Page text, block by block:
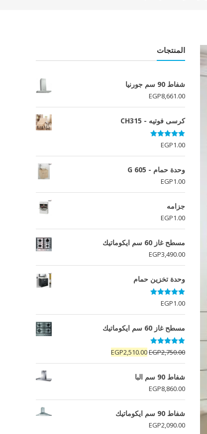
المنتجات
شفاط 90 سم جورنيا
EGP8,661.00
كرسى فوتيه - CH315
تم التقييم
5.00
من 5
EGP1.00
وحدة حمام - G 605
EGP1.00
جزامه
EGP1.00
مسطح غاز 60 سم ايكوماتيك
EGP3,490.00
وحدة تخزين حمام
تم التقييم
5.00
من 5
EGP1.00
مسطح غاز 60 سم ايكوماتيك
تم التقييم
5.00 من 5EGP2,750.00
السعر
الأصلي
هو:
EGP2,510.00
السعر
الحالي
شفاط 90 سم البا
EGP8,860.00
شفاط 90 سم ايكوماتيك
EGP2,090.00